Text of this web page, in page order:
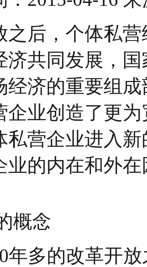
之后，个体私
济共同发展，
经济的重要组
企业创造了更
私营企业进入
业的内在和外
概念
年多的改革开